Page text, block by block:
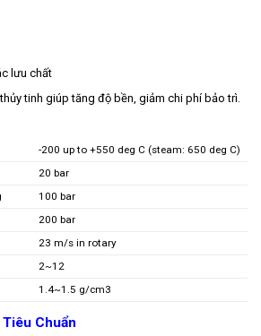
lưu chất
tinh giúp tăng độ bền, giảm chi phí bảo trì.
-200 up to +550 deg C (steam: 650 deg C)
20 bar
100 bar
200 bar
23 m/s in rotary
2~12
1.4~1.5 g/cm3
Chuẩn